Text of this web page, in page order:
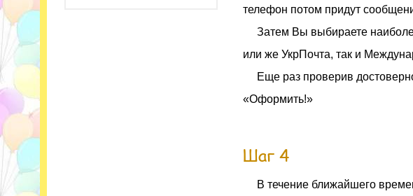
телефон потом придут
Затем Вы выбираете
или же УкрПочта, так и
Еще раз проверив
«Оформить!»
Шаг 4
В течение ближайшего